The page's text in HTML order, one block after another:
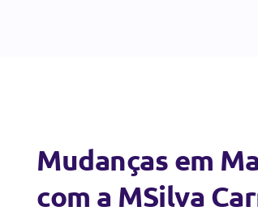
Mudanças em
com a MSilva